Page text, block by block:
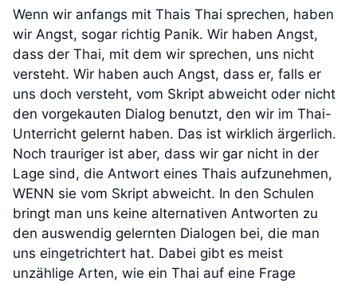
Wenn wir anfangs mit Thais Thai sprechen, haben
wir Angst, sogar richtig Panik. Wir haben Angst,
dass der Thai, mit dem wir sprechen, uns nicht
versteht. Wir haben auch Angst, dass er, falls er
uns doch versteht, vom Skript abweicht oder nicht
den vorgekauten Dialog benutzt, den wir im Thai-
Unterricht gelernt haben. Das ist wirklich ärgerlich.
Noch trauriger ist aber, dass wir gar nicht in der
Lage sind, die Antwort eines Thais aufzunehmen,
WENN sie vom Skript abweicht. In den Schulen
bringt man uns keine alternativen Antworten zu
den auswendig gelernten Dialogen bei, die man
uns eingetrichtert hat. Dabei gibt es meist
unzählige Arten, wie ein Thai auf eine Frage